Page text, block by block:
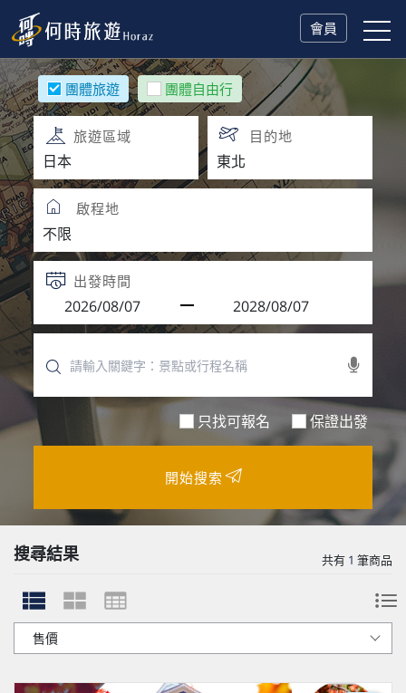
會員
團體旅遊 團體自由行
旅遊區域 目的地
啟程地
出發時間
只找可報名 保證出發
開始搜索
搜尋結果 共有 1 筆商品